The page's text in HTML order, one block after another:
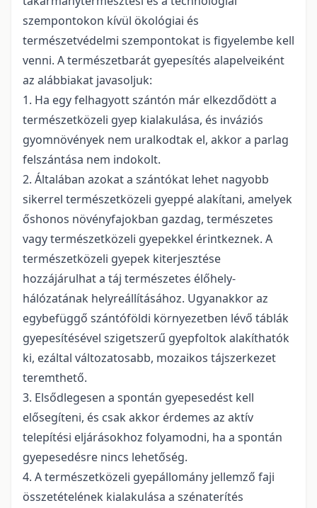
szempontokon kívül ökológiai és
természetvédelmi szempontokat is figyelembe kell
venni. A természetbarát gyepesítés alapelveiként
az alábbiakat javasoljuk:
1. Ha egy felhagyott szántón már elkezdődött a
természetközeli gyep kialakulása, és inváziós
gyomnövények nem uralkodtak el, akkor a parlag
felszántása nem indokolt.
2. Általában azokat a szántókat lehet nagyobb
sikerrel természetközeli gyeppé alakítani, amelyek
őshonos növényfajokban gazdag, természetes
vagy természetközeli gyepekkel érintkeznek. A
természetközeli gyepek kiterjesztése
hozzájárulhat a táj természetes élőhely-
hálózatának helyreállításához. Ugyanakkor az
egybefüggő szántóföldi környezetben lévő táblák
gyepesítésével szigetszerű gyepfoltok alakíthatók
ki, ezáltal változatosabb, mozaikos tájszerkezet
teremthető.
3. Elsődlegesen a spontán gyepesedést kell
elősegíteni, és csak akkor érdemes az aktív
telepítési eljárásokhoz folyamodni, ha a spontán
gyepesedésre nincs lehetőség.
4. A természetközeli gyepállomány jellemző faji
összetételének kialakulása a szénaterítés